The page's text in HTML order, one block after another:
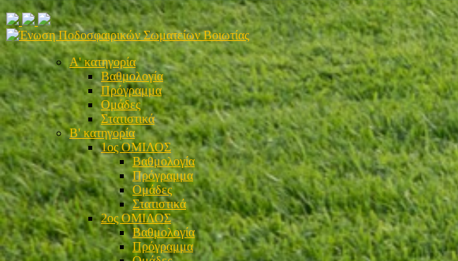
Α' κατηγορία
Βαθμολογία
Πρόγραμμα
Ομάδες
Στατιστικά
Β' κατηγορία
1ος ΟΜΙΛΟΣ
Βαθμολογία
Πρόγραμμα
Ομάδες
Στατιστικά
2ος ΟΜΙΛΟΣ
Βαθμολογία
Πρόγραμμα